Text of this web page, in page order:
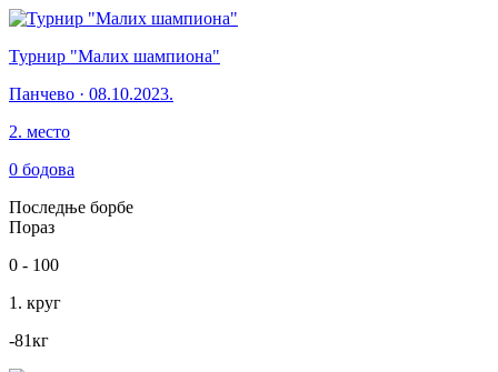
Турнир "Малих шампиона"
Панчево · 08.10.2023.
2. место
0 бодова
Последње борбе
Пораз
0 - 100
1. круг
-81кг